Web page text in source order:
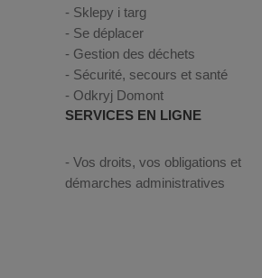
Sklepy i targ
Se déplacer
Gestion des déchets
Sécurité, secours et santé
Odkryj Domont
SERVICES EN LIGNE
Vos droits, vos obligations et
démarches administratives